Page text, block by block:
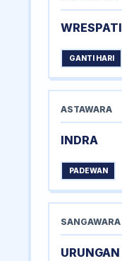
WRESPATI
GANTI HARI
ASTAWARA
INDRA
PADEWAN
SANGAWARA
URUNGAN